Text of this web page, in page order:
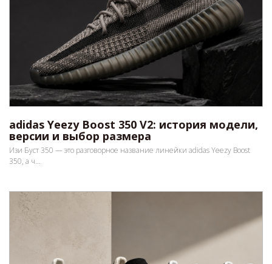
adidas Yeezy Boost 350 V2: история модели,
версии и выбор размера
Изи Буст 350 — это разговорное название линейки adidas Yeezy Boost
350, а ч...